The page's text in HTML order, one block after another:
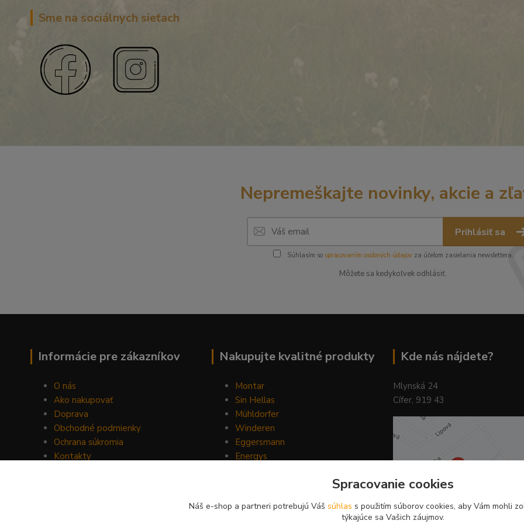
Sme na sociálnych sieťach
Nepremeškajte novinky, akcie a
Prihlásiť sa
Súhlasím so spracovaním osobných údajovza účelom zasielania newslettera.
Môžete sa kedykoľvek odhlásiť.
Informácie pre zákazníkov
O nás
Ako nakupovať
Doprava
Obchodné podmienky
Ochrana súkromia
Kontakty
Nakupujte kvalitné produkty
Montar
Sin Hellas
Mühldorfer
Winderen
Eggersmann
Energys
Kde nás nájdete?
Mlynská 24
Cífer, 919 43
Spracovanie cookies
Náš e-shop a partneri potrebujú Váš súhlas s použitím súborov cookies, aby Vám mohli
týkajúce sa Vašich záujmov.